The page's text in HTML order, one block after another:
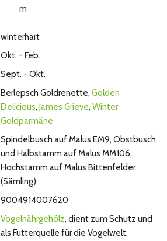
m
winterhart
Okt. - Feb.
Sept. - Okt.
Berlepsch Goldrenette, Golden
Delicious, James Grieve, Winter
Goldparmäne
Spindelbusch auf Malus EM9, Obstbusch
und Halbstamm auf Malus MM106,
Hochstamm auf Malus Bittenfelder
(Sämling)
9004914007620
Vogelnährgehölz, dient zum Schutz und
als Futterquelle für die Vogelwelt.